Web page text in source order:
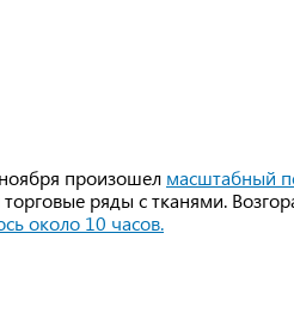
произошел масштабный
торговые ряды с тканями.
около 10 часов.